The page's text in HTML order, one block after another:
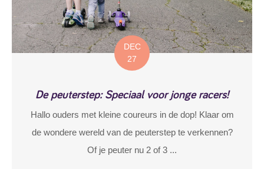
DEC
27
De peuterstep: Speciaal voor jonge racers!
Hallo ouders met kleine coureurs in de dop! Klaar om
de wondere wereld van de peuterstep te verkennen?
Of je peuter nu 2 of 3 ...